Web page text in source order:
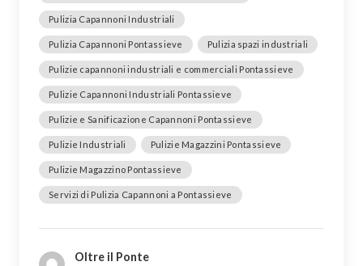
Pulizia Capannoni Industriali
Pulizia Capannoni Pontassieve Pulizia spazi industriali
Pulizie capannoni industriali e commerciali Pontassieve
Pulizie Capannoni Industriali Pontassieve
Pulizie e Sanificazione Capannoni Pontassieve
Pulizie Industriali Pulizie Magazzini Pontassieve
Pulizie Magazzino Pontassieve
Servizi di Pulizia Capannoni a Pontassieve
Oltre il Ponte